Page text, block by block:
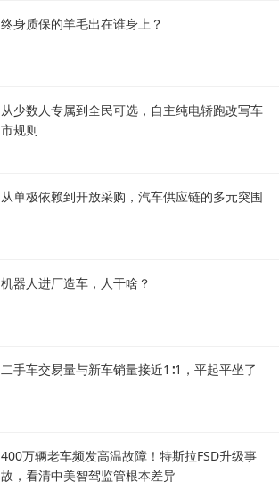
终身质保的羊毛出在谁身上？
从少数人专属到全民可选，自主纯电轿跑改写车
市规则
从单极依赖到开放采购，汽车供应链的多元突围
机器人进厂造车，人干啥？
二手车交易量与新车销量接近1∶1，平起平坐了
400万辆老车频发高温故障！特斯拉FSD升级事
故，看清中美智驾监管根本差异